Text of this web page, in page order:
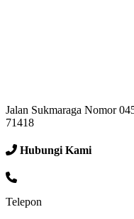
Jalan Sukmaraga Nomor
71418
Hubungi Kami
Telepon